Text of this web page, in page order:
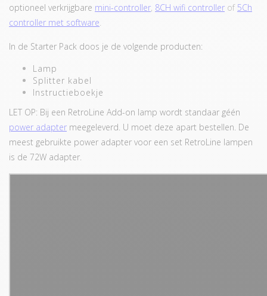
optioneel verkrijgbare mini-controller, 8CH wifi controller of 5Ch
controller met software.
In de Starter Pack doos je de volgende producten:
Lamp
Splitter kabel
Instructieboekje
LET OP: Bij een RetroLine Add-on lamp wordt standaar géén
power adapter meegeleverd. U moet deze apart bestellen. De
meest gebruikte power adapter voor een set RetroLine lampen
is de 72W adapter.